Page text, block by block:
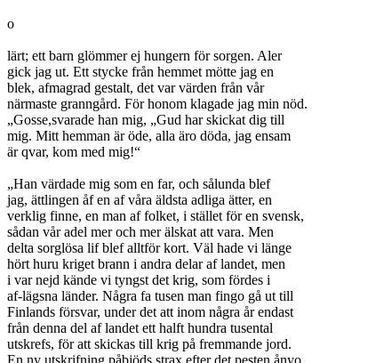
o
lärt; ett barn glömmer ej hungern för sorgen. Aler
gick jag ut. Ett stycke från hemmet mötte jag en
blek, afmagrad gestalt, det var värden från vår
närmaste granngård. För honom klagade jag min nöd.
„Gosse,svarade han mig, „Gud har skickat dig till
mig. Mitt hemman är öde, alla äro döda, jag ensam
är qvar, kom med mig!“
„Han värdade mig som en far, och sålunda blef
jag, ättlingen åf en af våra äldsta adliga ätter, en
verklig finne, en man af folket, i stället för en svensk,
sådan vår adel mer och mer älskat att vara. Men
delta sorglösa lif blef alltför kort. Väl hade vi länge
hört huru kriget brann i andra delar af landet, men
i var nejd kände vi tyngst det krig, som fördes i
af-lägsna länder. Några fa tusen man fingo gå ut till
Finlands försvar, under det att inom några år endast
från denna del af landet ett halft hundra tusental
utskrefs, för att skickas till krig på fremmande jord.
En ny utskrifning påbjöds strax efter det pesten ånyo